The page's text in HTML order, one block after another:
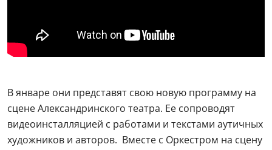
В январе они представят свою новую программу на
сцене Александринского театра. Ее сопроводят
видеоинсталляцией с работами и текстами аутичных
художников и авторов. Вместе с Оркестром на сцену